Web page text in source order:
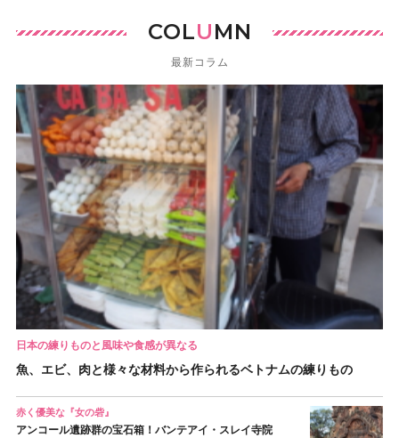
COLUMN
最新コラム
日本の練りものと風味や食感が異なる
魚、エビ、肉と様々な材料から作られるベトナムの練りもの
赤く優美な『女の砦』
アンコール遺跡群の宝石箱！バンテアイ・スレイ寺院